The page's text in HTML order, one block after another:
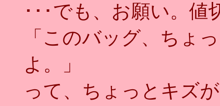
･･･でも、お願い。値
「このバッグ、ちょ
よ。」
って、ちょっとキズ